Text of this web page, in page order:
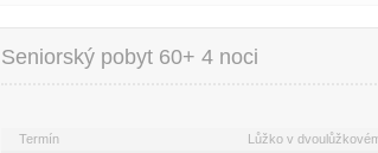
Seniorský pobyt 60+ 4 noci
Termín Lůžko v